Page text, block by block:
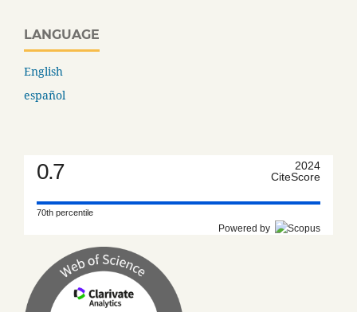
LANGUAGE
English
español
0.7
2024
CiteScore
70th percentile
Powered by